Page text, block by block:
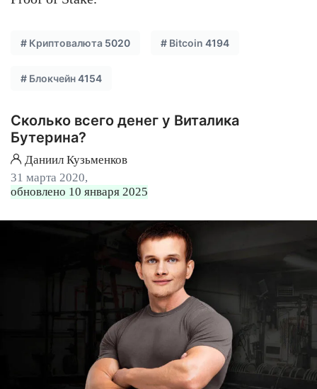
# Криптовалюта 5020 # Bitcoin 4194
# Блокчейн4154
Сколько всего денег у Виталика
Бутерина?
Даниил Кузьменков
31 марта 2020,
обновлено 10 января 2025